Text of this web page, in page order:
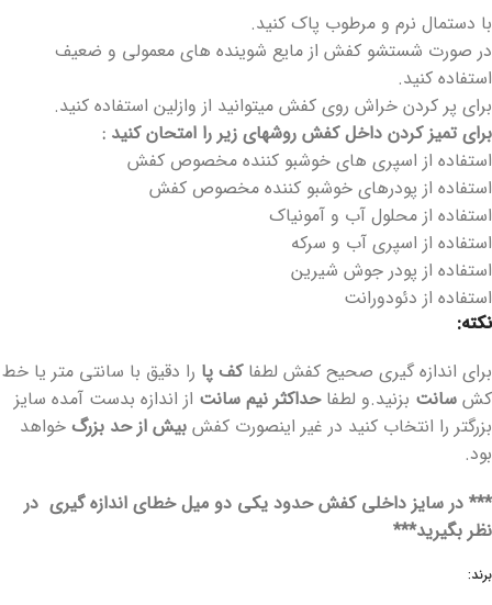
با دستمال نرم و مرطوب پاک کنید.
در صورت شستشو کفش از مایع شوینده های معمولی و ضعیف
استفاده کنید.
برای پر کردن خراش روی کفش میتوانید از وازلین استفاده کنید.
برای تمیز کردن داخل کفش روشهای زیر را امتحان کنید :
استفاده از اسپری های خوشبو کننده مخصوص کفش
استفاده از پودرهای خوشبو کننده مخصوص کفش
استفاده از محلول آب و آمونیاک
استفاده از اسپری آب و سرکه
استفاده از پودر جوش شیرین
استفاده از دئودورانت
نکته:
برای اندازه گیری صحیح کفش لطفاکف پا را دقیق با سانتی متر یا خط
کش سانت بزنید.و لطفاحداکثر نیم سانت از اندازه بدست آمده سایز
بزرگتر را انتخاب کنید در غیر اینصورت کفش بیش از حد بزرگ خواهد
بود.
*** در سایز داخلی کفش حدود یکی دو میل خطای اندازه گیری در
نظر بگیرید***
برند: